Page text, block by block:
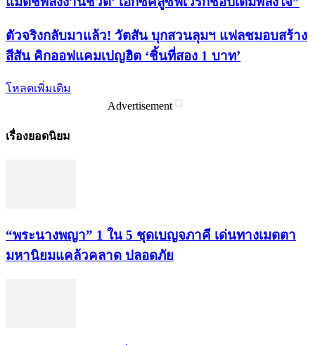
ตัวจริงกลับมาแล้ว! วัตสัน บุกสวนลุมฯ แฟลชมอบสร้าง
สีสัน คิกออฟแคมเปญฮิต ‘ชิ้นที่สอง 1 บาท’
โหลดเพิ่มเติม
Advertisement
เรื่องยอดนิยม
“พระ​นาง​พญา” 1 ใน 5​ ชุดเบญจ​ภาคี​ เด่นทางเมตตา​
มหา​นิยม​แคล้วคลาด​ ปลอดภัย​